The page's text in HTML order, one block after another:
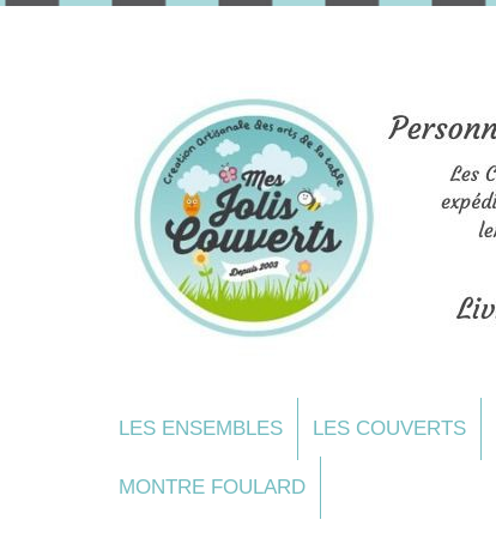
LES ENSEMBLES LES COUVERTS
MONTRE FOULARD